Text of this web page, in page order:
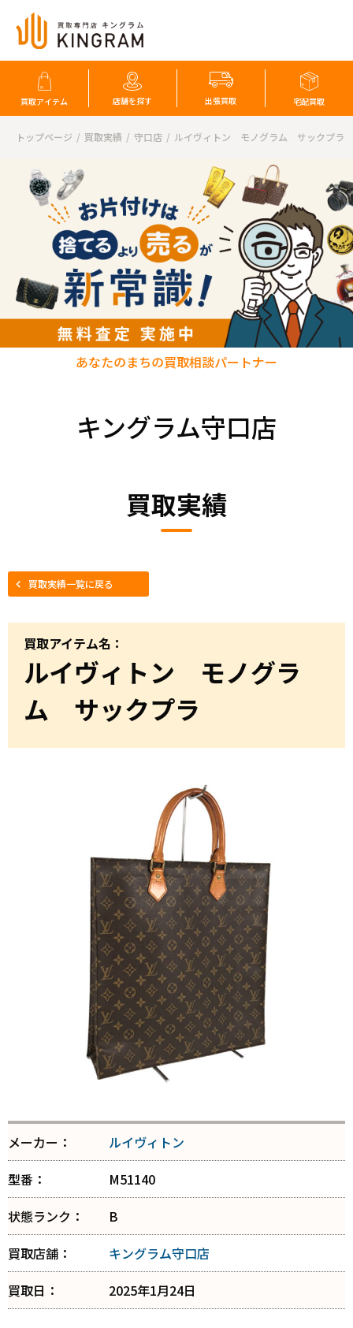
買取アイテム 店舗を探す 出張買取 宅配買取
トップページ 買取実績 守口店 ルイヴィトン モノグラム サックプラ
キングラム守口店
あなたのまちの買取相談パートナー
買取実績
買取実績一覧に戻る
買取アイテム名：
ルイヴィトン モノグラ
ム サックプラ
メーカー：
ルイヴィトン
型番：
M51140
状態ランク：
B
買取店舗：
キングラム守口店
買取日：
2025年1月24日